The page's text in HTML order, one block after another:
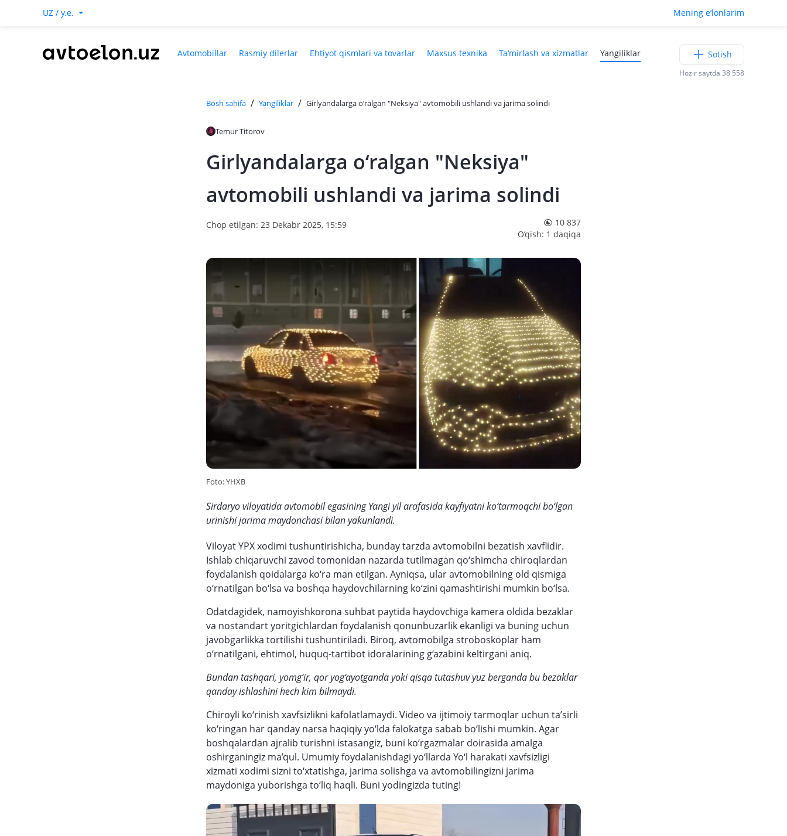
UZ / y.e. Mening e‘lonlarim
Avtomobillar Rasmiy dilerlar Ehtiyot qismlari va tovarlar Maxsus texnika Ta‘mirlash va xizmatlar Yangiliklar Sotish
Hozir saytda 38 558
Bosh sahifa / Yangiliklar / Girlyandalarga o‘ralgan "Neksiya" avtomobili ushlandi va jarima solindi
Temur Titorov
Girlyandalarga o‘ralgan "Neksiya"
avtomobili ushlandi va jarima solindi
Chop etilgan: 23 Dekabr 2025, 15:59
10 837
O‘qish: 1 daqiqa
Foto: YHXB
Sirdaryo viloyatida avtomobil egasining Yangi yil arafasida kayfiyatni ko‘tarmoqchi bo‘lgan
urinishi jarima maydonchasi bilan yakunlandi.
Viloyat YPX xodimi tushuntirishicha, bunday tarzda avtomobilni bezatish xavflidir.
Ishlab chiqaruvchi zavod tomonidan nazarda tutilmagan qo‘shimcha chiroqlardan
foydalanish qoidalarga ko‘ra man etilgan. Ayniqsa, ular avtomobilning old qismiga
o‘rnatilgan bo‘lsa va boshqa haydovchilarning ko‘zini qamashtirishi mumkin bo‘lsa.
Odatdagidek, namoyishkorona suhbat paytida haydovchiga kamera oldida bezaklar
va nostandart yoritgichlardan foydalanish qonunbuzarlik ekanligi va buning uchun
javobgarlikka tortilishi tushuntiriladi. Biroq, avtomobilga stroboskoplar ham
o‘rnatilgani, ehtimol, huquq-tartibot idoralarining g‘azabini keltirgani aniq.
Bundan tashqari, yomg‘ir, qor yog‘ayotganda yoki qisqa tutashuv yuz berganda bu bezaklar
qanday ishlashini hech kim bilmaydi.
Chiroyli ko‘rinish xavfsizlikni kafolatlamaydi. Video va ijtimoiy tarmoqlar uchun ta’sirli
ko‘ringan har qanday narsa haqiqiy yo‘lda falokatga sabab bo‘lishi mumkin. Agar
boshqalardan ajralib turishni istasangiz, buni ko‘rgazmalar doirasida amalga
oshirganingiz ma’qul. Umumiy foydalanishdagi yo‘llarda Yo‘l harakati xavfsizligi
xizmati xodimi sizni to‘xtatishga, jarima solishga va avtomobilingizni jarima
maydoniga yuborishga to‘liq haqli. Buni yodingizda tuting!